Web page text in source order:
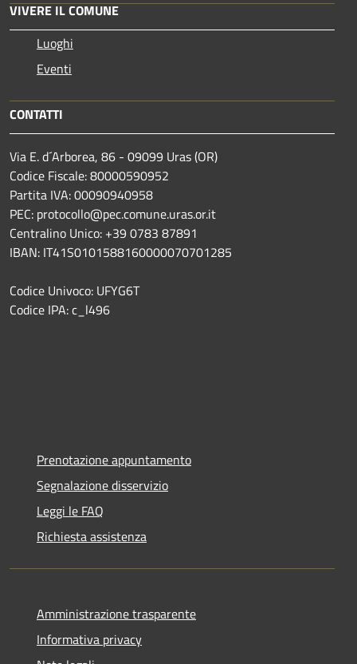
VIVERE IL COMUNE
Luoghi
Eventi
CONTATTI
Via E. d´Arborea, 86 - 09099 Uras (OR)
Codice Fiscale: 80000590952
Partita IVA: 00090940958
PEC: protocollo@pec.comune.uras.or.it
Centralino Unico: +39 0783 87891
IBAN: IT41S0101588160000070701285
Codice Univoco: UFYG6T
Codice IPA: c_l496
Prenotazione appuntamento
Segnalazione disservizio
Leggi le FAQ
Richiesta assistenza
Amministrazione trasparente
Informativa privacy